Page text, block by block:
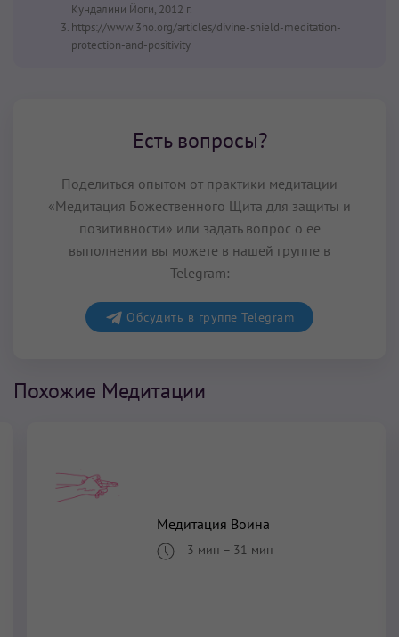
Кундалини Йоги, 2012 г.
https://www.3ho.org/articles/divine-shield-meditation-
protection-and-positivity
Есть вопросы?
Поделиться опытом от практики медитации
«Медитация Божественного Щита для защиты и
позитивности» или задать вопрос о ее
выполнении вы можете в нашей группе в
Telegram:
Обсудить в группе Telegram
Похожие Медитации
Медитация Воина
3 мин – 31 мин